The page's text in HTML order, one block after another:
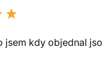
jsem kdy objednal